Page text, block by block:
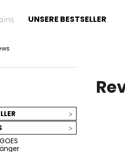
UNSERE BESTSELLER